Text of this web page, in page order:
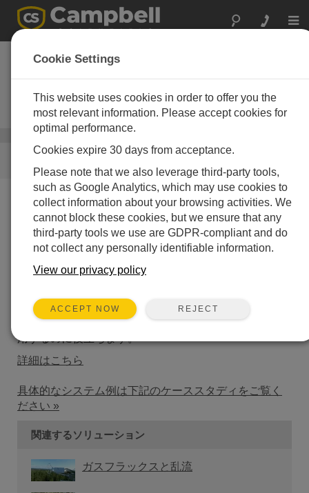
蒸発散と商業用灌漑
機器
信頼性の高い高性能ETo監視シス
テム
/ 蒸発散と商業用灌漑機器
私たちがお手伝いできること
Campbell Scientific は、蒸発と蒸散による水分損失を計
算するための、事前構成済みおよびカスタムの ETo 測
定と計算は、さまざまな方法で配布および表示できる
芸家、芝生専門家、住宅所有者) が、植物の健康を促進
するスケジュールに従って灌漑を効率的に決定して適
用するのに役立ちます。
詳細はこちら
具体的なシステム例は下記のケーススタディをご覧く
ださい »
関連するソリューション
ガスフラックスと乱流
Cookie Settings
This website uses cookies in order to offer you the
most relevant information. Please accept cookies for
optimal performance.
Cookies expire 30 days from acceptance.
Please note that we also leverage third-party tools,
such as Google Analytics, which may use cookies to
collect information about your browsing activities. We
cannot block these cookies, but we ensure that any
third-party tools we use are GDPR-compliant and do
not collect any personally identifiable information.
View our privacy policy
ACCEPT NOW REJECT